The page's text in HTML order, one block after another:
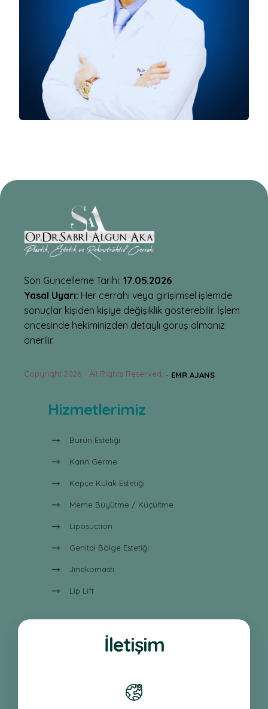
Son Güncelleme Tarihi: 17.05.2026
Yasal Uyarı: Her cerrahi veya girişimsel işlemde
sonuçlar kişiden kişiye değişiklik gösterebilir. İşlem
öncesinde hekiminizden detaylı görüş almanız
önerilir.
Copyright 2026 - All Rights Reserved. - EMR AJANS
Hizmetlerimiz
Burun Estetiği
Karın Germe
Kepçe Kulak Estetiği
Meme Büyütme / Küçültme
Liposuction
Genital Bölge Estetiği
Jinekomasti
Lip Lift
İletişim